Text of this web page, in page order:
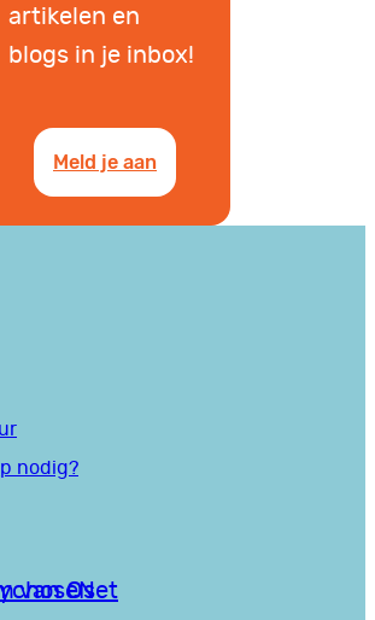
artikelen en
blogs in je inbox!
Meld je aan
nodig?
van Os